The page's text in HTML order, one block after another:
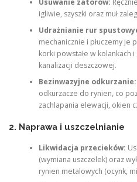
Usuwanie zatorów:
igliwie, szyszki oraz muł
Udrażnianie rur
mechanicznie i płuczemy je
korki powstałe w kolankach
kanalizacji deszczowej.
Bezinwazyjne odkurzanie:
odkurzacze do rynien, co
zachlapania elewacji, okien
2. Naprawa i uszczelnianie
Likwidacja przecieków:
(wymiana uszczelek) oraz
rynien metalowych (ocynk,